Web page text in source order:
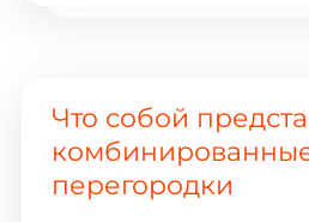
Что собой
перегородки